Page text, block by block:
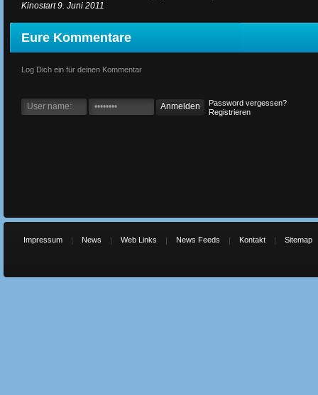
Kinostart 9. Juni 2011
Eure Kommentare
Log Dich ein für deinen Kommentar
Password vergessen?
Registrieren
Impressum News Web Links News Feeds Kontakt Sitemap